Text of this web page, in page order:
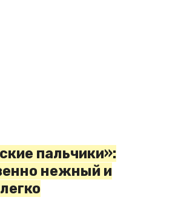
пальчики»:
нежный и